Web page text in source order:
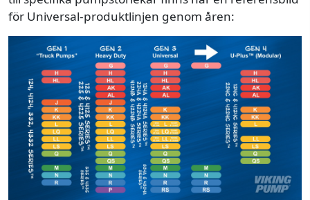
för Universal-produktlinjen genom åren: